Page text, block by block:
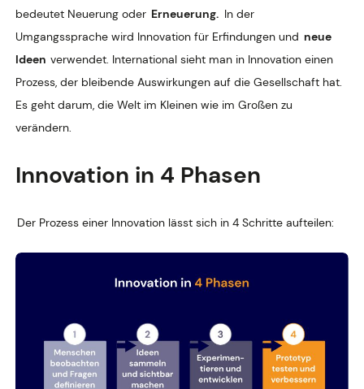
bedeutet Neuerung oder Erneuerung. In der
Umgangssprache wird Innovation für Erfindungen und neue
Ideen verwendet. International sieht man in Innovation einen
Prozess, der bleibende Auswirkungen auf die Gesellschaft hat.
Es geht darum, die Welt im Kleinen wie im Großen zu
verändern.
Innovation in 4 Phasen
Der Prozess einer Innovation lässt sich in 4 Schritte aufteilen: